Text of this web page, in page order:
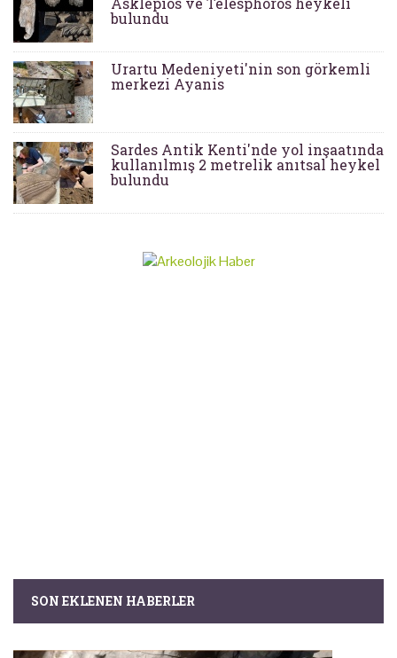
bulundu
Urartu Medeniyeti'nin son görkemli
merkezi Ayanis
Sardes Antik Kenti'nde yol inşaatında
kullanılmış 2 metrelik anıtsal heykel
bulundu
SON EKLENEN HABERLER